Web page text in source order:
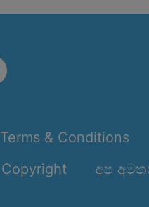
Terms & Conditions
Copyright අප